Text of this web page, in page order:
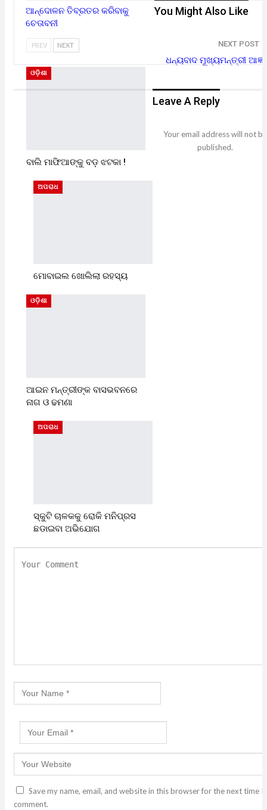
ଆନ୍ଦୋଳନ ତିବ୍ରତର କରିବାକୁ
ଚେତାବନୀ
NEXT POST
ଧନ୍ୟବାଦ ମୁଖ୍ୟମନ୍ତ୍ରୀ ଆଜ୍ଞା
You Might Also Like
ଓଡ଼ିଶା
ବାଲି ମାଫିଆଙ୍କୁ ବଡ଼ ଝଟକା !
ଅପରାଧ
ମୋବାଇଲ ଖୋଲିଲା ରହସ୍ୟ
ଓଡ଼ିଶା
ଆଇନ ମନ୍ତ୍ରୀଙ୍କ ବାସଭବନରେ
ନାଗ ଓ ଢମଣା
ଅପରାଧ
ସ୍କୁଟି ଚାଳକକୁ ରୋକି ମନିପ୍ରସ
ଛଡାଇବା ଅଭିଯୋଗ
PREV NEXT
Leave A Reply
Your email address will not be
published.
Save my name, email, and website in this browser for the next time I
comment.